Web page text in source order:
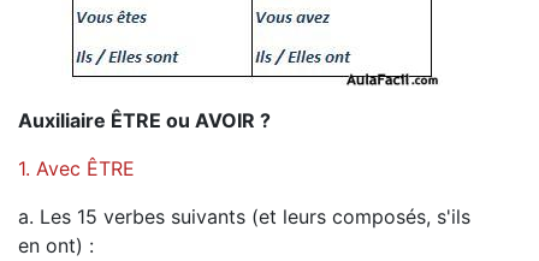
Auxiliaire ÊTRE ou AVOIR ?
1. Avec ÊTRE
a. Les 15 verbes suivants (et leurs composés, s'ils
en ont) :